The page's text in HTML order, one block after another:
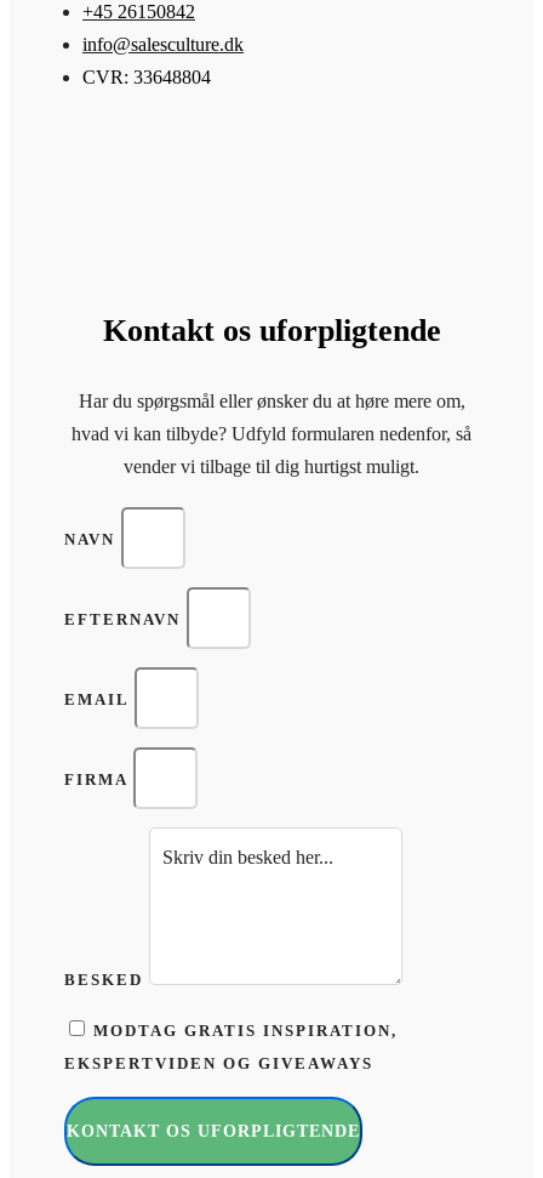
+45 26150842
info@salesculture.dk
CVR: 33648804
Kontakt os uforpligtende
Har du spørgsmål eller ønsker du at høre mere om,
hvad vi kan tilbyde? Udfyld formularen nedenfor, så
vender vi tilbage til dig hurtigst muligt.
NAVN
EFTERNAVN
EMAIL
FIRMA
BESKED
MODTAG GRATIS INSPIRATION,
EKSPERTVIDEN OG GIVEAWAYS
KONTAKT OS UFORPLIGTENDE